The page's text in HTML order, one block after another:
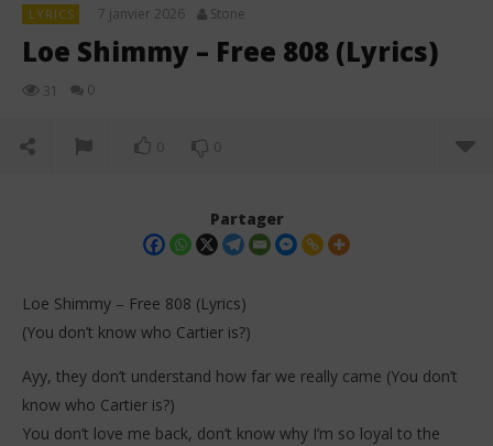
LYRICS 7 janvier 2026 Stone
Loe Shimmy – Free 808 (Lyrics)
31 0
0 0
Partager
Loe Shimmy – Free 808 (Lyrics)
(You don’t know who Cartier is?)
Ayy, they don’t understand how far we really came (You don’t
know who Cartier is?)
You don’t love me back, don’t know why I’m so loyal to the